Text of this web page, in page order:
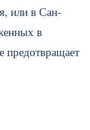
или в Сан-
в
предотвращает